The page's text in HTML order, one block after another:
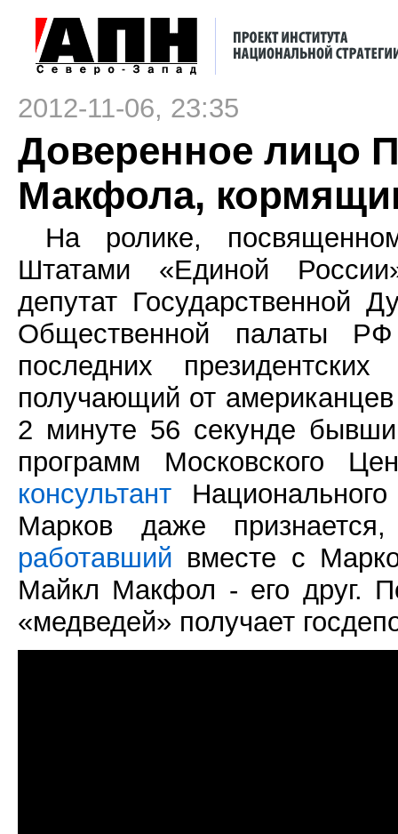
2012-11-06, 23:35
Доверенное лицо
Макфола,
На ролике,
Штатами «Единой
депутат Государственной
Общественной палаты
последних
получающий от
2 минуте 56 секунде
программ Московского
консультант
Марков даже
работавший вместе с
Майкл Макфол - его друг.
«медведей» получает